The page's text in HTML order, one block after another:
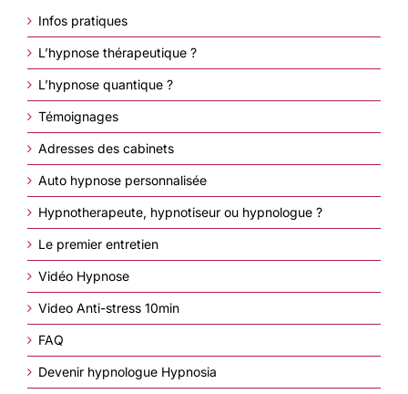
Infos pratiques
L’hypnose thérapeutique ?
L’hypnose quantique ?
Témoignages
Adresses des cabinets
Auto hypnose personnalisée
Hypnotherapeute, hypnotiseur ou hypnologue ?
Le premier entretien
Vidéo Hypnose
Video Anti-stress 10min
FAQ
Devenir hypnologue Hypnosia